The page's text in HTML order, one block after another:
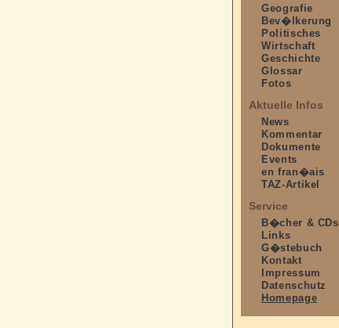
Geografie
Bev�lkerung
Politisches
Wirtschaft
Geschichte
Glossar
Fotos
Aktuelle Infos
News
Kommentar
Dokumente
Events
en fran�ais
TAZ-Artikel
Service
B�cher & CDs
Links
G�stebuch
Kontakt
Impressum
Datenschutz
Homepage